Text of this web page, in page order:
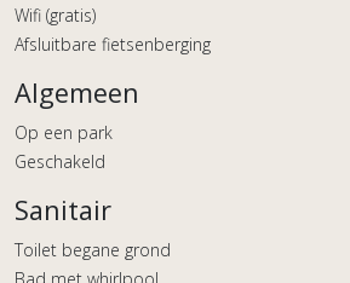
Wifi (gratis)
Afsluitbare fietsenberging
Algemeen
Op een park
Geschakeld
Sanitair
Toilet begane grond